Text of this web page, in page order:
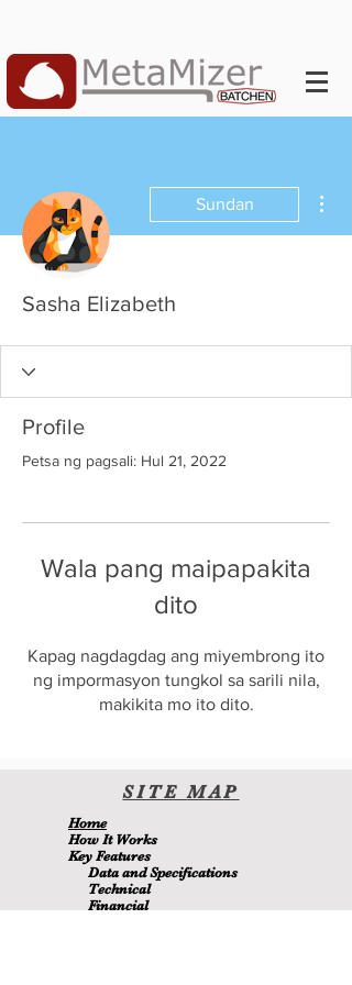
Sundan
Sasha Elizabeth
Profile
Petsa ng pagsali: Hul 21, 2022
Wala pang maipapakita
dito
Kapag nagdagdag ang miyembrong ito
ng impormasyon tungkol sa sarili nila,
makikita mo ito dito.
SITEMAP
Home
How It Works
Key Features
Data and Specifications
Technical
Financial